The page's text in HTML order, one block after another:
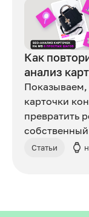
Как
анализ
Показываем,
карточки
превратить
Статьи